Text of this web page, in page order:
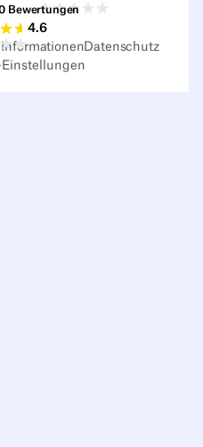
Sourceforge-Bewertungen
Bewertungen
4.6
Datenschutz
Einstellungen